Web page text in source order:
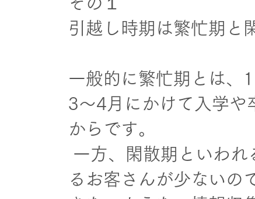
引越し時期は繁忙期と
一般的に繁忙期とは、
3〜4月にかけて入学や
からです。
一方、閑散期といわ
るお客さんが少ないの